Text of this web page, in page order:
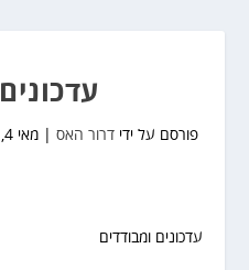
עדכונים 4.5.20
פורסם על ידי דרור האס מאי 4, 2020
עדכונים ומבודדים